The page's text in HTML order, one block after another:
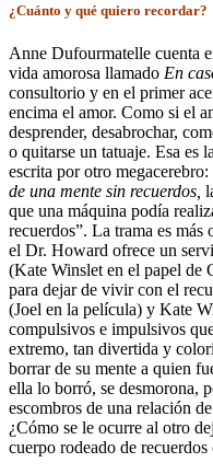
¿Cuánto y qué quiero recordar?
Anne Dufourmatelle cuenta
vida amorosa llamado En
consultorio y en el primer
encima el amor. Como si el
desprender, desabrochar,
o quitarse un tatuaje. Esa es
escrita por otro
de una mente sin recuerdos,
que una máquina podía
recuerdos”. La trama es
el Dr. Howard ofrece un
(Kate Winslet en el papel de
para dejar de vivir con el
(Joel en la película) y Kate
compulsivos e impulsivos
extremo, tan divertida y
borrar de su mente a quien
ella lo borró, se desmorona,
escombros de una relación
¿Cómo se le ocurre al otro
cuerpo rodeado de